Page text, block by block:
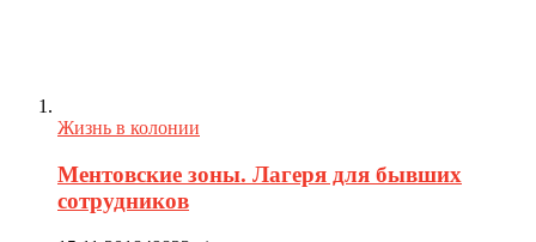
Жизнь в колонии
Ментовские зоны. Лагеря для бывших
сотрудников